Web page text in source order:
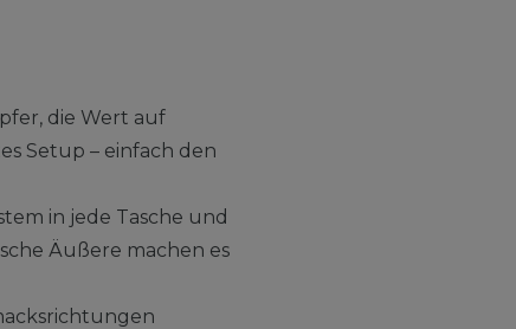
die Wert auf
Setup – einfach den
in jede Tasche und
Äußere machen es